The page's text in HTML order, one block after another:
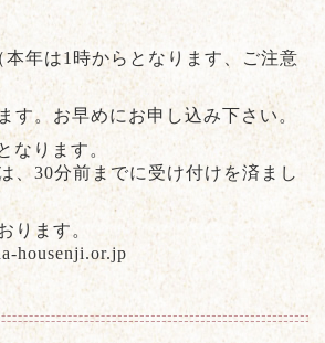
年は1時からとなります、ご注意
す。お早めにお申し込み下さい。
なります。
、30分前までに受け付けを済まし
ります。
housenji.or.jp